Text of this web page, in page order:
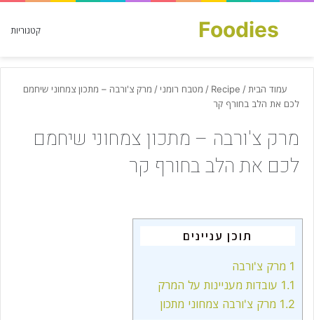
קטגוריות Foodies
חפש עבור
עמוד הבית /
Recipe
/ מטבח רומני / מרק צ'ורבה – מתכון צמחוני שיחמם
לכם את הלב בחורף קר
מרק צ'ורבה – מתכון צמחוני שיחמם
לכם את הלב בחורף קר
תוכן עניינים
1 מרק צ'ורבה
1.1 עובדות מעניינות על המרק
1.2 מרק צ'ורבה צמחוני מתכון